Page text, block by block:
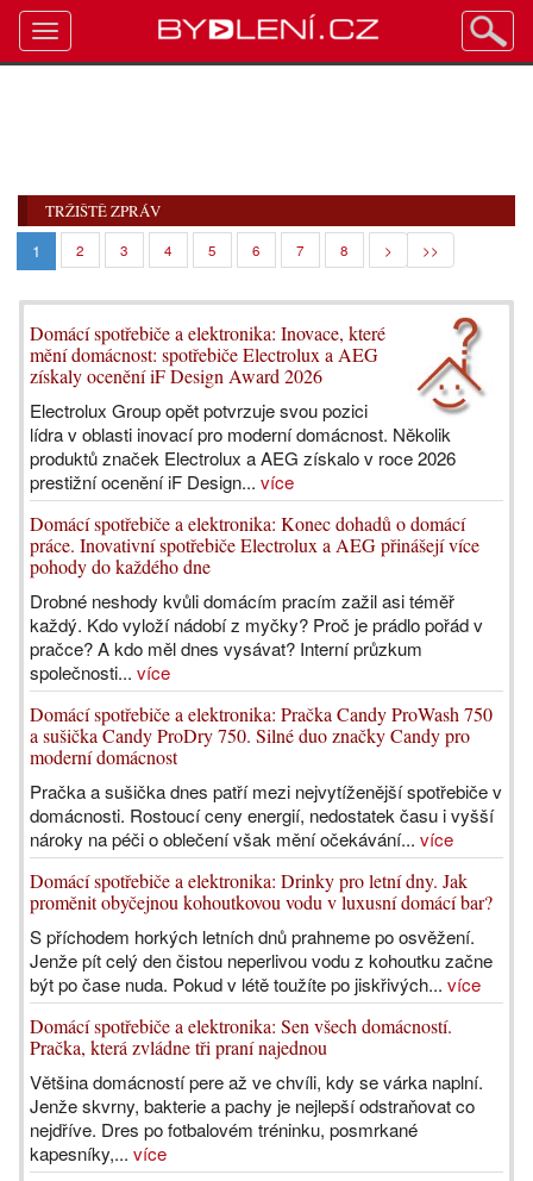
TRŽIŠTĚ ZPRÁV
1 2 3 4 5 6 7 8 > >>
Domácí spotřebiče a elektronika: Inovace, které
mění domácnost: spotřebiče Electrolux a AEG
získaly ocenění iF Design Award 2026
Electrolux Group opět potvrzuje svou pozici
lídra v oblasti inovací pro moderní domácnost. Několik
produktů značek Electrolux a AEG získalo v roce 2026
prestižní ocenění iF Design... více
Domácí spotřebiče a elektronika: Konec dohadů o domácí
práce. Inovativní spotřebiče Electrolux a AEG přinášejí více
pohody do každého dne
Drobné neshody kvůli domácím pracím zažil asi téměř
každý. Kdo vyloží nádobí z myčky? Proč je prádlo pořád v
pračce? A kdo měl dnes vysávat? Interní průzkum
společnosti... více
Domácí spotřebiče a elektronika: Pračka Candy ProWash 750
a sušička Candy ProDry 750. Silné duo značky Candy pro
moderní domácnost
Pračka a sušička dnes patří mezi nejvytíženější spotřebiče v
domácnosti. Rostoucí ceny energií, nedostatek času i vyšší
nároky na péči o oblečení však mění očekávání... více
Domácí spotřebiče a elektronika: Drinky pro letní dny. Jak
proměnit obyčejnou kohoutkovou vodu v luxusní domácí bar?
S příchodem horkých letních dnů prahneme po osvěžení.
Jenže pít celý den čistou neperlivou vodu z kohoutku začne
být po čase nuda. Pokud v létě toužíte po jiskřivých... více
Domácí spotřebiče a elektronika: Sen všech domácností.
Pračka, která zvládne tři praní najednou
Většina domácností pere až ve chvíli, kdy se várka naplní.
Jenže skvrny, bakterie a pachy je nejlepší odstraňovat co
nejdříve. Dres po fotbalovém tréninku, posmrkané
kapesníky,... více
Toggle
navigation